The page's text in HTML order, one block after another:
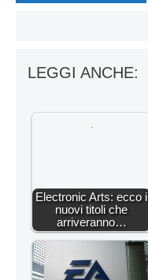
LEGGI ANCHE:
Electronic Arts: ecco i
nuovi titoli che
arriveranno…